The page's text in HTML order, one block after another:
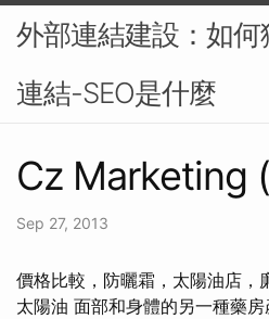
外部連結建設：如
連結-SEO是什麼
Cz Marketing
Sep 27, 2013
價格比較，防曬霜，太陽油店，
太陽油 面部和身體的另一種藥